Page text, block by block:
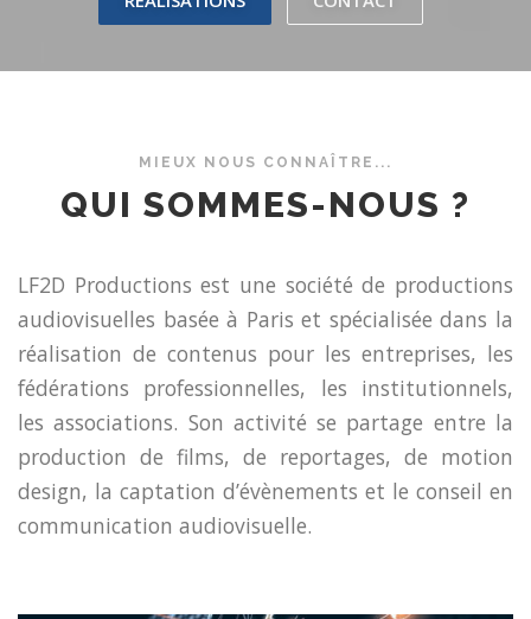
MIEUX NOUS CONNAÎTRE...
QUI SOMMES-NOUS ?
LF2D Productions est une société de productions
audiovisuelles basée à Paris et spécialisée dans la
réalisation de contenus pour les entreprises, les
fédérations professionnelles, les institutionnels,
les associations. Son activité se partage entre la
production de films, de reportages, de motion
design, la captation d’évènements et le conseil en
communication audiovisuelle.